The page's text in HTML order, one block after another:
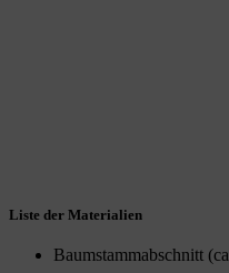
Liste der Materialien
Baumstammabschnitt